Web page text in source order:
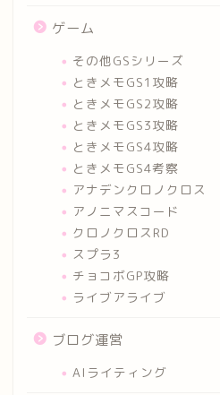
ゲーム
その他GSシリーズ
ときメモGS1攻略
ときメモGS2攻略
ときメモGS3攻略
ときメモGS4攻略
ときメモGS4考察
アナデンクロノクロス
アノニマスコード
クロノクロスRD
スプラ3
チョコボGP攻略
ライブアライブ
ブログ運営
AIライティング